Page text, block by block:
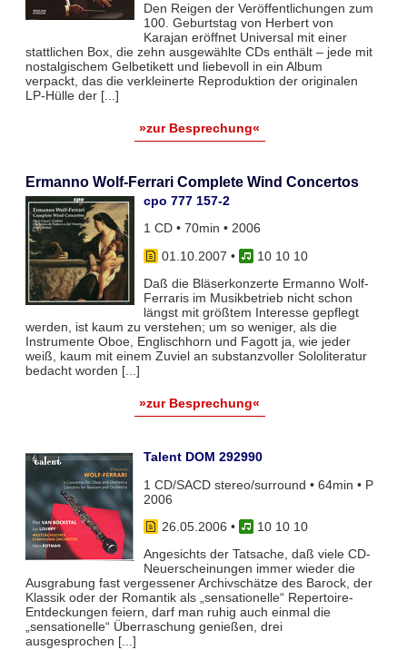
Den Reigen der Veröffentlichungen zum
100. Geburtstag von Herbert von
Karajan eröffnet Universal mit einer
stattlichen Box, die zehn ausgewählte CDs enthält – jede mit
nostalgischem Gelbetikett und liebevoll in ein Album
verpackt, das die verkleinerte Reproduktion der originalen
LP-Hülle der [...]
»zur Besprechung«
Ermanno Wolf-Ferrari Complete Wind Concertos
cpo 777 157-2
1 CD • 70min • 2006
01.10.2007 •
10 10 10
Daß die Bläserkonzerte Ermanno Wolf-
Ferraris im Musikbetrieb nicht schon
längst mit größtem Interesse gepflegt
werden, ist kaum zu verstehen; um so weniger, als die
Instrumente Oboe, Englischhorn und Fagott ja, wie jeder
weiß, kaum mit einem Zuviel an substanzvoller Sololiteratur
bedacht worden [...]
»zur Besprechung«
Talent DOM 292990
1 CD/SACD stereo/surround • 64min • P
2006
26.05.2006 •
10 10 10
Angesichts der Tatsache, daß viele CD-
Neuerscheinungen immer wieder die
Ausgrabung fast vergessener Archivschätze des Barock, der
Klassik oder der Romantik als „sensationelle“ Repertoire-
Entdeckungen feiern, darf man ruhig auch einmal die
„sensationelle“ Überraschung genießen, drei
ausgesprochen [...]